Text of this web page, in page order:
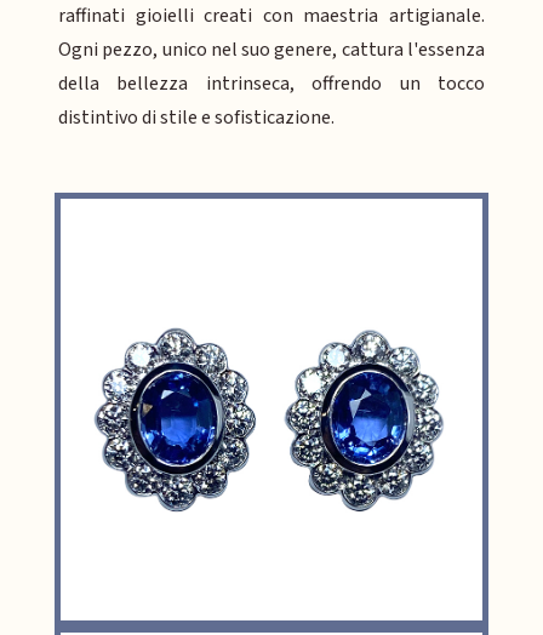
raffinati gioielli creati con maestria artigianale.
Ogni pezzo, unico nel suo genere, cattura l'essenza
della bellezza intrinseca, offrendo un tocco
distintivo di stile e sofisticazione.